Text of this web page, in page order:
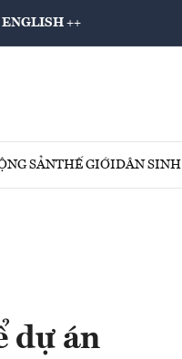
ENGLISH ++
SẢNTHẾ GIỚIDÂN SINH
dự án